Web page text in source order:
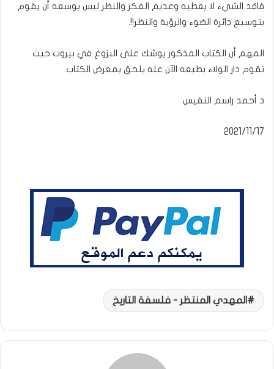
فاقد الشيء لا يعطيه وعديم الفكر والنظر ليس بوسعه أن يقوم
بتوسيع دائرة الضوء والرؤية والنظر!!.
المهم أن الكتاب المذكور يوشك على البزوغ في بيروت حيث
تقوم دار الولاء بطبعه الآن عله يلحق بمعرض الكتاب.
د أحمد راسم النفيس
المهدي المنتظر - فلسفة التاريخ